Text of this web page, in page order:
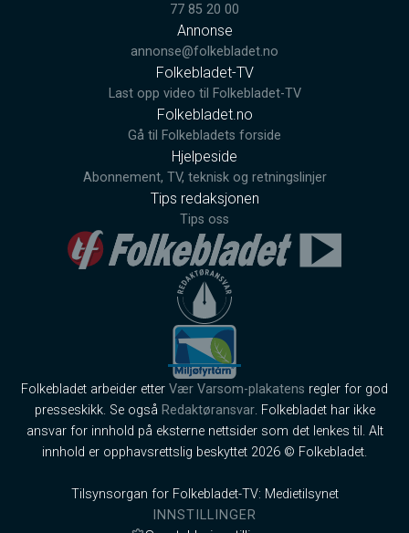
77 85 20 00
Annonse
annonse@folkebladet.no
Folkebladet-TV
Last opp video til Folkebladet-TV
Folkebladet.no
Gå til Folkebladets forside
Hjelpeside
Abonnement, TV, teknisk og retningslinjer
Tips redaksjonen
Tips oss
Folkebladet arbeider etter Vær Varsom-plakatens regler for god
presseskikk. Se også Redaktøransvar. Folkebladet har ikke
ansvar for innhold på eksterne nettsider som det lenkes til. Alt
innhold er opphavsrettslig beskyttet 2026 © Folkebladet.
Tilsynsorgan for Folkebladet-TV: Medietilsynet
INNSTILLINGER